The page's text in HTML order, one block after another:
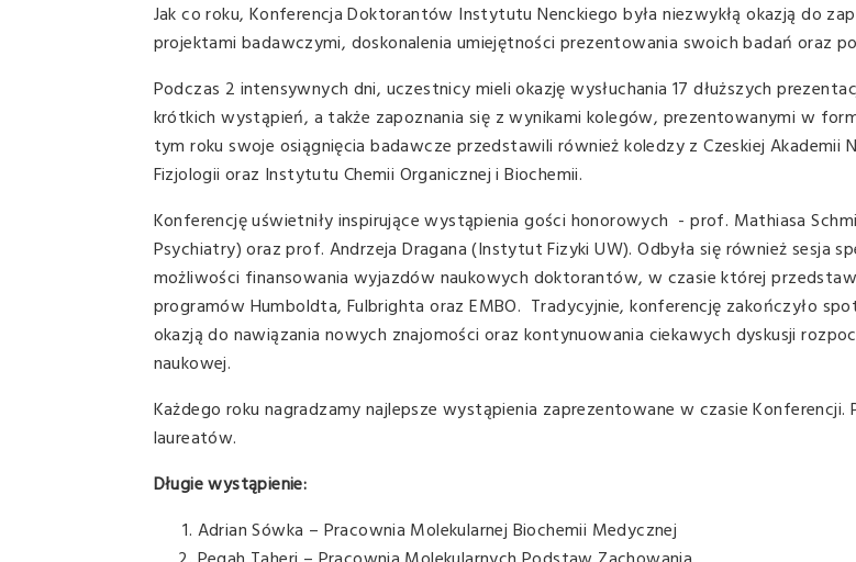
Jak co roku, Konferencja Doktorantów Instytutu Nenckiego była niezwykłą okazją do
projektami badawczymi, doskonalenia umiejętności prezentowania swoich badań oraz
Podczas 2 intensywnych dni, uczestnicy mieli okazję wysłuchania 17 dłuższych
krótkich wystąpień, a także zapoznania się z wynikami kolegów, prezentowanymi w
tym roku swoje osiągnięcia badawcze przedstawili również koledzy z Czeskiej Akademii
Fizjologii oraz Instytutu Chemii Organicznej i Biochemii.
Konferencję uświetniły inspirujące wystąpienia gości honorowych - prof. Mathiasa
Psychiatry) oraz prof. Andrzeja Dragana (Instytut Fizyki UW). Odbyła się również sesja
możliwości finansowania wyjazdów naukowych doktorantów, w czasie której
programów Humboldta, Fulbrighta oraz EMBO. Tradycyjnie, konferencję zakończyło
okazją do nawiązania nowych znajomości oraz kontynuowania ciekawych dyskusji
naukowej.
Każdego roku nagradzamy najlepsze wystąpienia zaprezentowane w czasie
laureatów.
Długie wystąpienie:
Adrian Sówka – Pracownia Molekularnej Biochemii Medycznej